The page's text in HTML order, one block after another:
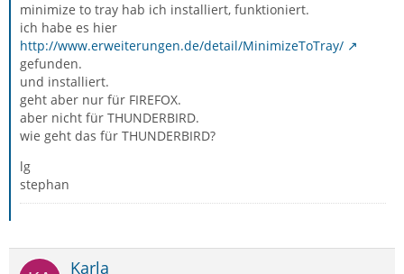
minimize to tray hab ich installiert, funktioniert.
ich habe es hier
http://www.erweiterungen.de/detail/MinimizeToTray/
gefunden.
und installiert.
geht aber nur für FIREFOX.
aber nicht für THUNDERBIRD.
wie geht das für THUNDERBIRD?
lg
stephan
Karla